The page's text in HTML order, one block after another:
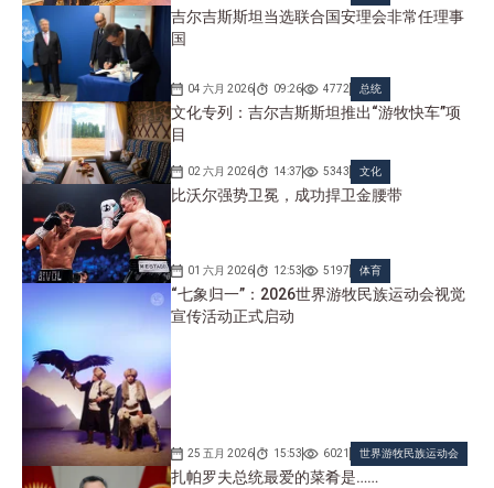
吉尔吉斯斯坦当选联合国安理会非常任理事
国
04 六月 2026 09:26 4772 总统
文化专列：吉尔吉斯斯坦推出“游牧快车”项
目
02 六月 2026 14:37 5343 文化
比沃尔强势卫冕，成功捍卫金腰带
01 六月 2026 12:53 5197 体育
“七象归一”：2026世界游牧民族运动会视觉
宣传活动正式启动
25 五月 2026 15:53 6021 世界游牧民族运动会
扎帕罗夫总统最爱的菜肴是……